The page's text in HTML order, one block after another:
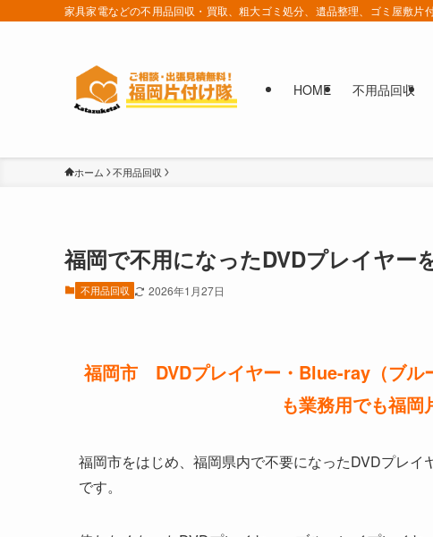
家具家電などの不用品回収・買取、粗大ゴミ処分、遺品整理、ゴミ屋敷片
HOME 不用品回収
ホーム 不用品回収
福岡で不用になったDVDプレイヤー
不用品回収 2026年1月27日
福岡市 DVDプレイヤー・Blue-ray（ブル
も業務用でも福岡
福岡市をはじめ、福岡県内で不要になったDVDプレ
です。